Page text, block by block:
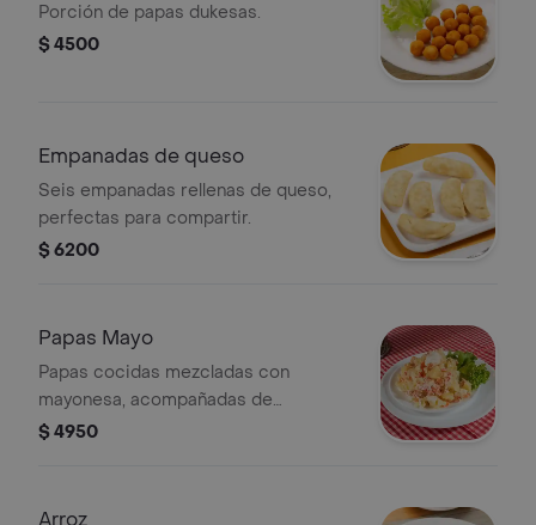
Porción de papas dukesas.
$ 4500
Empanadas de queso
Seis empanadas rellenas de queso,
perfectas para compartir.
$ 6200
Papas Mayo
Papas cocidas mezcladas con
mayonesa, acompañadas de
zanahoria rallada y lechuga.
$ 4950
Arroz